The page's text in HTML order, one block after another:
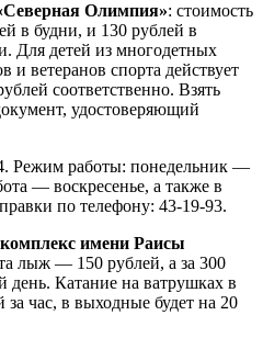
Олимпия»: стоимость
в будни, и 130 рублей в
Для детей из многодетных
и ветеранов спорта действует
соответственно. Взять
удостоверяющий
Режим работы: понедельник —
— воскресенье, а также в
по телефону: 43-19-93.
имени Раисы
лыж — 150 рублей, а за 300
день. Катание на ватрушках в
за час, в выходные будет на 20